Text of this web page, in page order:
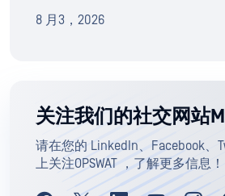
8 月3，2026
关注我们的社交网站
请在您的 LinkedIn、Facebook、
上关注OPSWAT ，了解更多信息！